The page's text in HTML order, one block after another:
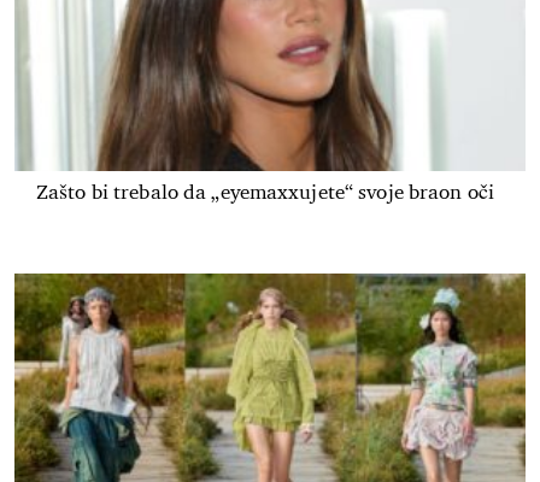
Zašto bi trebalo da „eyemaxxujete“ svoje braon oči